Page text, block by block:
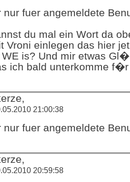
nur fuer angemeldete
du mal ein Wort da
Vroni einlegen das hier
is? Und mir etwas
ich bald unterkomme
21:00:38
nur fuer angemeldete
20:59:58